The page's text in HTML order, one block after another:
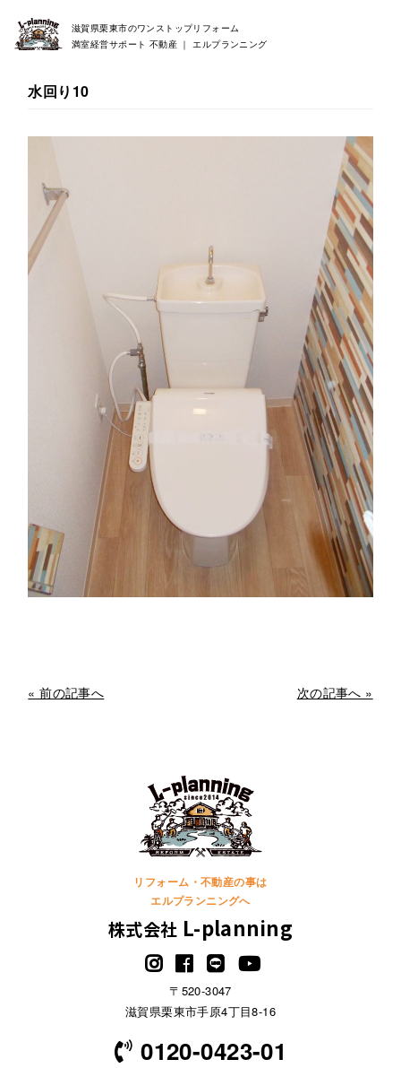
滋賀県栗東市のワンストップリフォーム
満室経営サポート 不動産 ｜ エルプランニング
水回り10
« 前の記事へ 次の記事へ »
リフォーム・不動産の事は
エルプランニングへ
株式会社 L-planning
〒520-3047
滋賀県栗東市手原4丁目8-16
0120-0423-01